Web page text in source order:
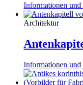
Informationen und
Architektur
Informationen und